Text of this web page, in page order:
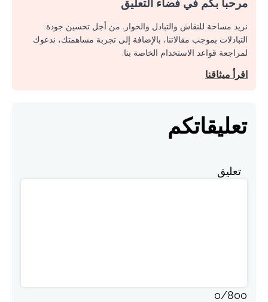
مرحبا بكم في فضاء التعليق
نريد مساحة للنقاش والتبادل والحوار. من أجل تحسين جودة
التبادلات بموجب مقالاتنا، بالإضافة إلى تجربة مساهمتك، ندعوك
لمراجعة قواعد الاستخدام الخاصة بنا.
اقرأ ميثاقنا
تعليقاتكم
تعليق
0/800